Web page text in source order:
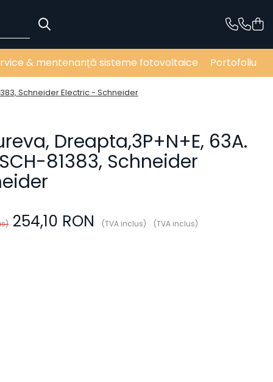
& mentenanță sisteme fotovoltaice Portofoliu
Schneider Electric - Schneider
Dreapta,3P+N+E, 63A.
81383, Schneider
254,10 RON (TVA inclus) (TVA inclus)